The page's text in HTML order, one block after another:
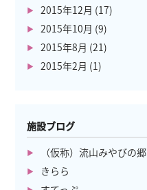
2015年12月 (17)
2015年10月 (9)
2015年8月 (21)
2015年2月 (1)
施設ブログ
（仮称）流山みやびの郷
きらら